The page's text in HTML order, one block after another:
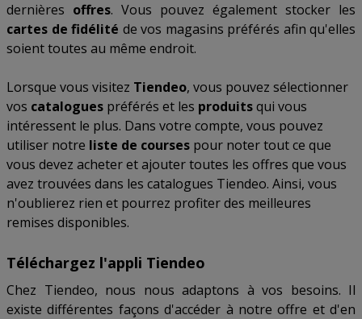
dernières offres. Vous pouvez également stocker les
cartes de fidélité de vos magasins préférés afin qu'elles
soient toutes au même endroit.
Lorsque vous visitez Tiendeo, vous pouvez sélectionner
vos catalogues préférés et les produitsqui vous
intéressent le plus. Dans votre compte, vous pouvez
utiliser notre liste de courses pour noter tout ce que
vous devez acheter et ajouter toutes les offres que vous
avez trouvées dans les catalogues Tiendeo. Ainsi, vous
n'oublierez rien et pourrez profiter des meilleures
remises disponibles.
Téléchargez l'appli Tiendeo
Chez Tiendeo, nous nous adaptons à vos besoins. Il
existe différentes façons d'accéder à notre offre et d'en